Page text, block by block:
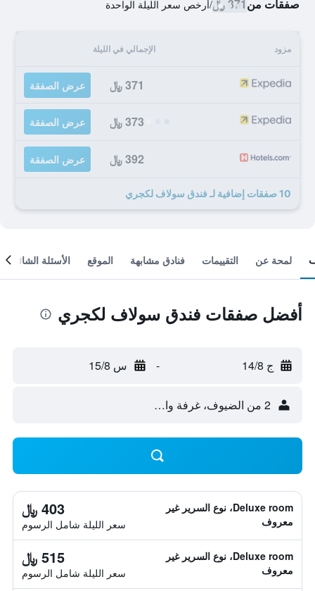
صفقات من371 ﷼ /أرخص سعر الليلة الواحدة
مزود الإجمالي في الليلة
371 ﷼ عرض الصفقة
373 ﷼ عرض الصفقة
392 ﷼ عرض الصفقة
10 صفقات إضافية لـ فندق سولاف لكجري
لمحة عن التقييمات فنادق مشابهة الموقع الأسئلة الشائعة
أفضل صفقات فندق سولاف لكجري
ج 14/8 - س 15/8
2 من الضيوف، غرفة واحدة
Deluxe room، نوع السرير غير
معروف
403 ﷼
سعر الليلة شامل الرسوم
Deluxe room، نوع السرير غير
معروف
515 ﷼
سعر الليلة شامل الرسوم